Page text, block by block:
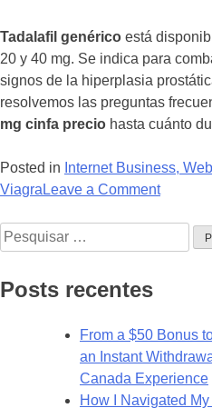
Tadalafil genérico está
20 y 40 mg. Se indica para
signos de la hiperplasia
resolvemos las preguntas
mg cinfa precio hasta cuánto
Posted in Internet Business,
Viagra Leave a Commenton
Pesquisar
por:
Posts recentes
From a $50 Bonus
an Instant
Canada Experience
How I Navigated